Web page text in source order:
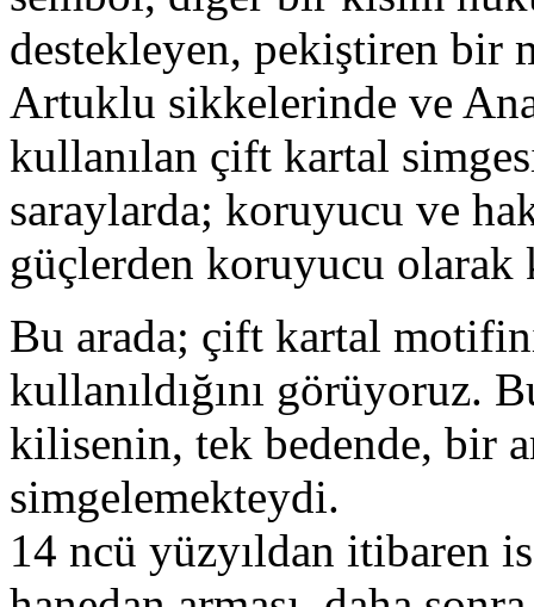
destekleyen, pekiştiren bir
Artuklu sikkelerinde ve
kullanılan çift kartal
saraylarda; koruyucu ve
güçlerden koruyucu olarak
Bu arada; çift kartal
kullanıldığını görüyoruz.
kilisenin, tek bedende, bir
simgelemekteydi.
14 ncü yüzyıldan itibaren